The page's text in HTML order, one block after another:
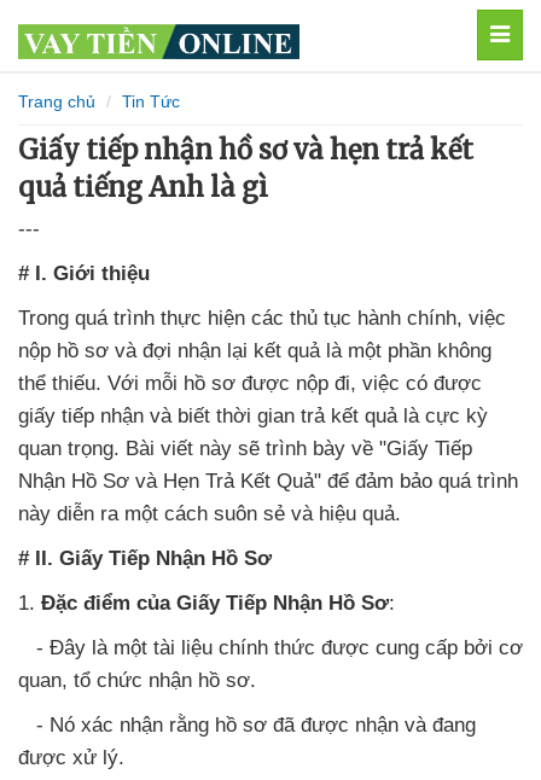
Trang chủ Tin Tức
Giấy tiếp nhận hồ sơ và hẹn trả kết
quả tiếng Anh là gì
---
# I. Giới thiệu
Trong quá trình thực hiện các thủ tục hành chính, việc
nộp hồ sơ và đợi nhận lại kết quả là một phần không
thể thiếu. Với mỗi hồ sơ được nộp đi, việc có được
giấy tiếp nhận và biết thời gian trả kết quả là cực kỳ
quan trọng. Bài viết này sẽ trình bày về "Giấy Tiếp
Nhận Hồ Sơ và Hẹn Trả Kết Quả" để đảm bảo quá trình
này diễn ra một cách suôn sẻ và hiệu quả.
# II. Giấy Tiếp Nhận Hồ Sơ
1. Đặc điểm của Giấy Tiếp Nhận Hồ Sơ:
- Đây là một tài liệu chính thức được cung cấp bởi cơ
quan, tổ chức nhận hồ sơ.
- Nó xác nhận rằng hồ sơ đã được nhận và đang
được xử lý.